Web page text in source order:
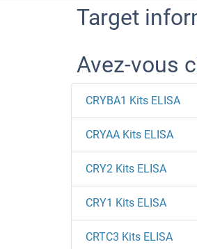
Target
Avez-vous
CRYBA1 Kits ELISA
CRYAA Kits ELISA
CRY2 Kits ELISA
CRY1 Kits ELISA
CRTC3 Kits ELISA